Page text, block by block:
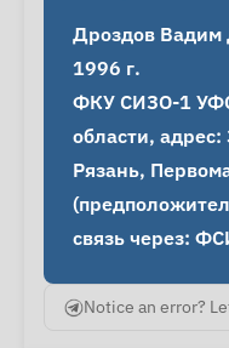
Дроздов
1996 г.
ФКУ СИЗО-1
области,
Рязань,
связь через:
Notice an error?